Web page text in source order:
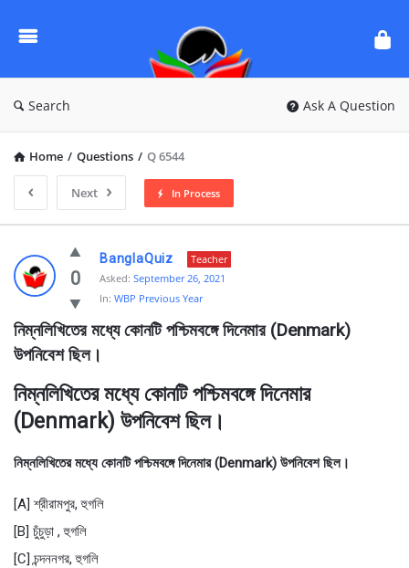
Questions
Search Ask A Question
Home / Questions / Q 6544
Next In Process
Ask
Questions
BanglaQuiz
Latest
Questions
0
BanglaQuiz
Teacher
Asked: September 26, 2021
In: WBP Previous Year
নিম্নলিখিতের মধ্যে কোনটি পশ্চিমবঙ্গে দিনেমার (Denmark)
উপনিবেশ ছিল।
নিম্নলিখিতের মধ্যে কোনটি পশ্চিমবঙ্গে দিনেমার
(Denmark) উপনিবেশ ছিল।
নিম্নলিখিতের মধ্যে কোনটি পশ্চিমবঙ্গে দিনেমার (Denmark) উপনিবেশ ছিল।
[A] শ্রীরামপুর, হুগলি
[B] চুঁচুড়া , হুগলি
[C] চন্দননগর, হুগলি